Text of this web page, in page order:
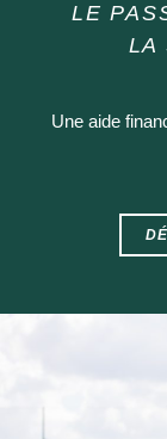
LE
LA
Une aide